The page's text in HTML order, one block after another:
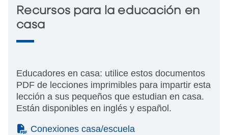
Recursos para la educación en
casa
Educadores en casa: utilice estos documentos
PDF de lecciones imprimibles para impartir esta
lección a sus pequeños que estudian en casa.
Están disponibles en inglés y español.
(PDF)
Conexiones casa/escuela